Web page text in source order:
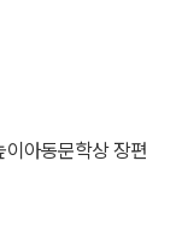
아동문학상 장편